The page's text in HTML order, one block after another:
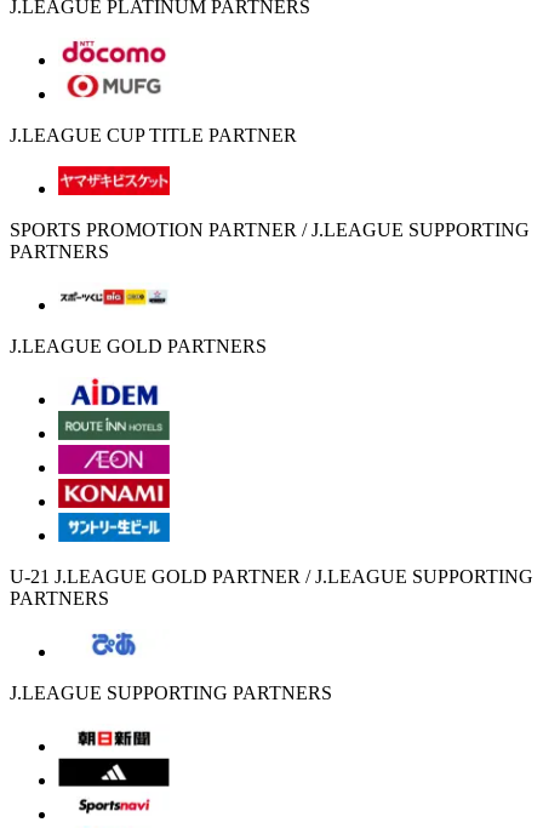
J.LEAGUE PLATINUM PARTNERS
J.LEAGUE CUP TITLE PARTNER
SPORTS PROMOTION PARTNER / J.LEAGUE SUPPORTING
PARTNERS
J.LEAGUE GOLD PARTNERS
U-21 J.LEAGUE GOLD PARTNER / J.LEAGUE SUPPORTING
PARTNERS
J.LEAGUE SUPPORTING PARTNERS